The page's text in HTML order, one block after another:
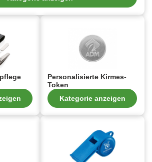
Personalisierte Kirmes-
Token
Kategorie anzeigen